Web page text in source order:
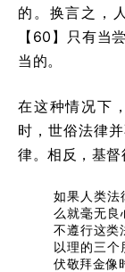
的。换言之，
【60】只有当
当的。
在这种情况下
时，世俗法律
律。相反，基督
如果人类法
么就毫无良
不遵行这类
以理的三个
伏敬拜金像